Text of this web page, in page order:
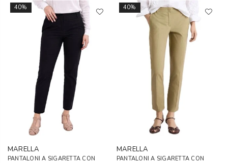
40%
MARELLA
PANTALONI A SIGARETTA CON
40%
MARELLA
PANTALONI A SIGARETTA CON